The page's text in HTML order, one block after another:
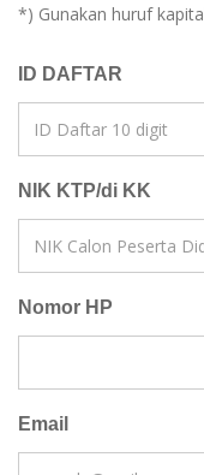
*) Gunakan huruf
ID DAFTAR
NIK KTP/di KK
Nomor HP
Email